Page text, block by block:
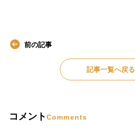
前の記事
記事一覧へ戻る
コメントComments